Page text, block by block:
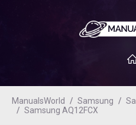
ManualsWorld Samsung
Samsung AQ12FCX